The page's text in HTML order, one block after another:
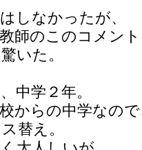
しなかったが、
師のこのコメン
いた。
中学２年。
からの中学なの
替え。